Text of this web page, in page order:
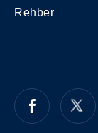
Rehber